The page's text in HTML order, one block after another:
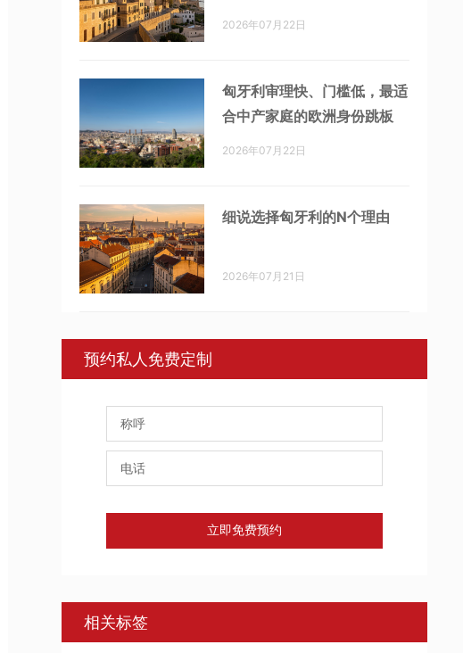
2026年07月22日
匈牙利审理快、门槛低，最适
合中产家庭的欧洲身份跳板
2026年07月22日
细说选择匈牙利的N个理由
2026年07月21日
预约私人免费定制
立即免费预约
相关标签